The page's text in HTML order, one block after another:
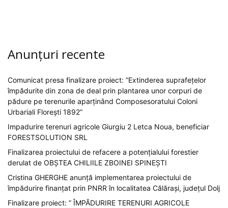
Anunțuri recente
Comunicat presa finalizare proiect: ”Extinderea suprafețelor
împădurite din zona de deal prin plantarea unor corpuri de
pădure pe terenurile aparținând Composesoratului Coloni
Urbariali Florești 1892”
Impadurire terenuri agricole Giurgiu 2 Letca Noua, beneficiar
FORESTSOLUTION SRL
Finalizarea proiectului de refacere a potențialului forestier
derulat de OBȘTEA CHILIILE ZBOINEI SPINEȘTI
Cristina GHERGHE anunță implementarea proiectului de
împădurire finanțat prin PNRR în localitatea Călărași, județul Dolj
Finalizare proiect: ” ÎMPĂDURIRE TERENURI AGRICOLE